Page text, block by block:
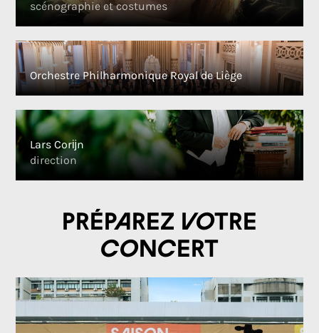
scénographie et costumes
Orchestre Philharmonique Royal de Liège
Lars Corĳn
direction
Préparez votre
concert